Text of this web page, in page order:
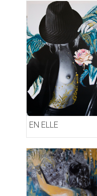
EN ELLE